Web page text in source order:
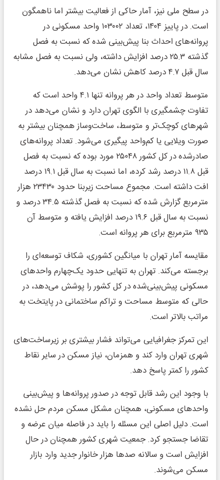
در سطح ملی نیز، آمار حاکی از فعالیت بیشتر اما ناهمگون
است. در پاییز ۱۴۰۴، تعداد ۱۰۳۰۰۲ واحد مسکونی در
پروانه‌های احداث بنا پیش‌بینی شده که نسبت به فصل
گذشته ۲۵.۳ درصد افزایش داشته، ولی نسبت به فصل مشابه
سال قبل ۴.۷ درصد کاهش نشان می‌دهد.
متوسط تعداد واحد در هر پروانه تنها ۴.۱ واحد است که
تفاوت چشمگیری با الگوی تهران دارد و نشان می‌دهد در
شهرهای کوچک‌تر و متوسط، ساخت‌وساز همچنان بیشتر به
صورت ویلایی یا کم‌واحد پیگیری می‌شود. تعداد پروانه‌های
صادرشده در کل کشور ۲۵۰۴۸ مورد بوده که نسبت به فصل
قبل ۱۱.۸ درصد رشد کرده، اما نسبت به سال قبل ۱۹.۱ درصد
افت داشته است. مجموع مساحت زیربنا حدود ۲۳۴۳۰ هزار
مترمربع گزارش شده که نسبت به فصل گذشته ۳۴.۵ درصد و
نسبت به سال قبل ۱۹.۶ درصد افزایش یافته و متوسط آن
۹۳۵ مترمربع برای هر پروانه است.
مقایسه آمار تهران با میانگین کشوری، شکاف توسعه‌ای را
برجسته می‌کند. تهران به تنهایی حدود یک‌چهارم واحدهای
مسکونی پیش‌بینی‌شده در کل کشور را پوشش می‌دهد، در
حالی که متوسط مساحت و تراکم ساختمانی در پایتخت به
مراتب بالاتر است.
این تمرکز جغرافیایی می‌تواند فشار بیشتری بر زیرساخت‌های
شهری تهران وارد کند و همزمان، نیاز مسکن در سایر نقاط
کشور را کمتر پاسخ دهد.
با وجود این رشد قابل توجه در صدور پروانه‌ها و پیش‌بینی
واحدهای مسکونی، همچنان مشکل مسکن مردم حل نشده
است. دلیل اصلی این مسئله را باید در فاصله میان عرضه و
تقاضا جستجو کرد. جمعیت شهری کشور همچنان در حال
افزایش است و سالانه صدها هزار خانوار جدید وارد بازار
مسکن می‌شوند.